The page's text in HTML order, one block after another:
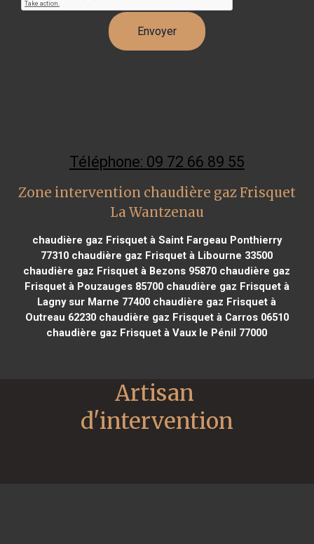
Téléphone: 09 72 66 89 55
Zone intervention chaudière gaz Frisquet
La Wantzenau
chaudière gaz Frisquet à Saint Fargeau Ponthierry
77310 chaudière gaz Frisquet à Libourne 33500
chaudière gaz Frisquet à Bezons 95870 chaudière gaz
Frisquet à Pouzauges 85700chaudière gaz Frisquet à
Lagny sur Marne 77400 chaudière gaz Frisquet à
Outreau 62230chaudière gaz Frisquet à Carros 06510
chaudière gaz Frisquet à Vaux le Pénil 77000
Artisan
d'intervention